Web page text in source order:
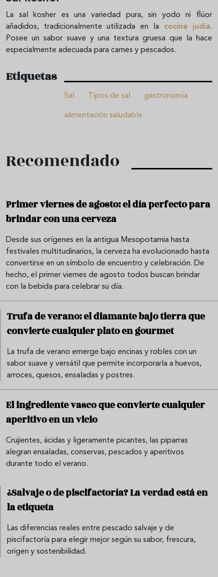
La sal kosher es una variedad pura, sin yodo ni flúor
añadidos, tradicionalmente utilizada en la
cocina judía.
Posee un sabor suave y una textura gruesa que la hace
especialmente adecuada para carnes y pescados.
Etiquetas
Sal Tipos de sal gastronomía
alimentación saludable
Recomendado
Primer viernes de agosto: el día perfecto para
brindar con una cerveza
Desde sus orígenes en la antigua Mesopotamia hasta
festivales multitudinarios, la cerveza ha evolucionado hasta
convertirse en un símbolo de encuentro y celebración. De
hecho, el primer viernes de agosto todos buscan brindar
con la bebida para celebrar su día.
Trufa de verano: el diamante bajo tierra que
convierte cualquier plato en gourmet
La trufa de verano emerge bajo encinas y robles con un
sabor suave y versátil que permite incorporarla a huevos,
arroces, quesos, ensaladas y postres.
El ingrediente vasco que convierte cualquier
aperitivo en un vicio
Crujientes, ácidas y ligeramente picantes, las piparras
alegran ensaladas, conservas, pescados y aperitivos
durante todo el verano.
¿Salvaje o de piscifactoría? La verdad está en
la etiqueta
Las diferencias reales entre pescado salvaje y de
piscifactoría para elegir mejor según su sabor, frescura,
origen y sostenibilidad.